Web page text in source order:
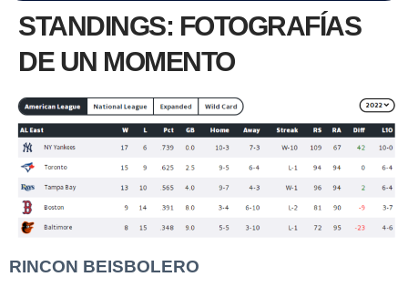
STANDINGS: FOTOGRAFÍAS
DE UN MOMENTO
RINCON BEISBOLERO